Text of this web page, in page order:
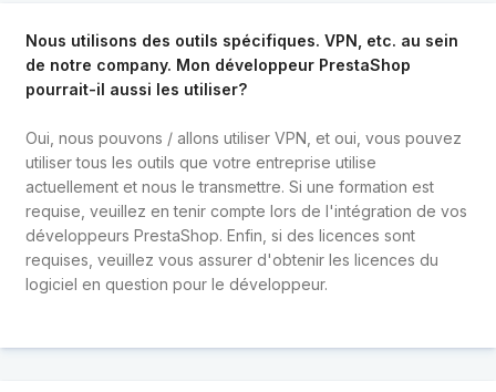
Nous utilisons des outils spécifiques. VPN, etc. au sein
de notre company. Mon développeur PrestaShop
pourrait-il aussi les utiliser?
Oui, nous pouvons / allons utiliser VPN, et oui, vous pouvez
utiliser tous les outils que votre entreprise utilise
actuellement et nous le transmettre. Si une formation est
requise, veuillez en tenir compte lors de l'intégration de vos
développeurs PrestaShop. Enfin, si des licences sont
requises, veuillez vous assurer d'obtenir les licences du
logiciel en question pour le développeur.